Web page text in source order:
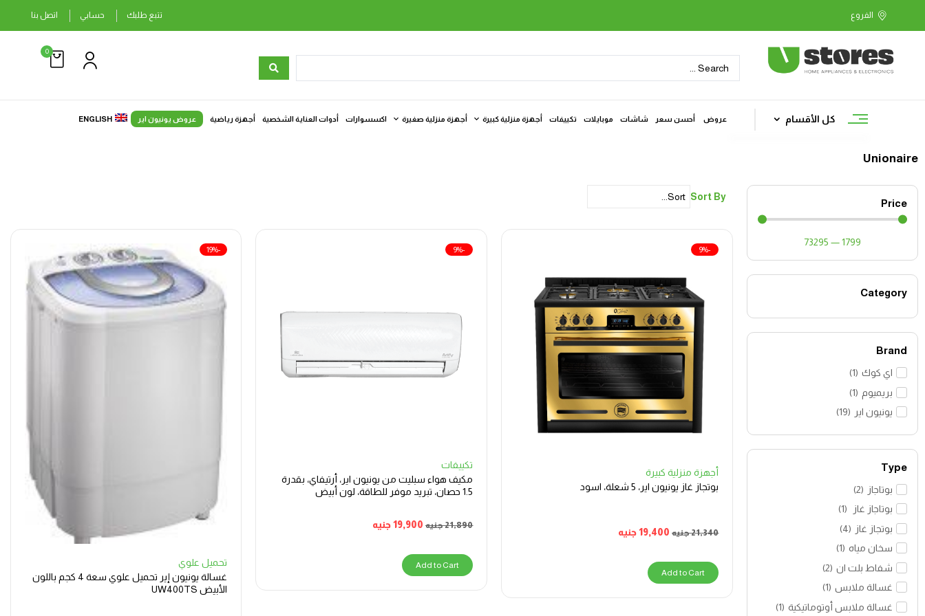
تتبع طلبك حسابي اتصل بنا
0
كل الأقسام عروض أحسن سعر شاشات موبايلات تكييفات أجهزة منزلية كبيرة أجهزة منزلية صغيرة اكسسوارات أدوات العناية الشخصية أجهزة رياضية عروض يونيون اير ENGLISH
Unionaire
Price
1799
—
73295
Category
Brand
اي كوك (
1
)
بريميوم (
1
)
يونيون اير (
19
)
Type
بوتاجاز (
2
)
بوتاجاز غاز
(
1
)
بوتجاز غاز (
4
)
سخان مياه (
1
)
شفاط بلت ان (
2
)
غسالة ملابس (
1
)
غسالة ملابس أوتوماتيكية (
1
)
Sort By
أجهزة منزلية كبيرة
بوتجاز غاز يونيون اير، 5 شعلة، اسود
21,340جنيه 19,400 جنيه
-9%
Add to Cart
تكييفات
مكيف هواء سبليت من يونيون اير، أرتيفاي، بقدرة
1.5 حصان، تبريد موفر للطاقة، لون أبيض
21,890جنيه 19,900 جنيه
-9%
Add to Cart
تحميل علوي
غسالة يونيون إير تحميل علوي سعة 4 كجم باللون
الأبيض UW400TS
-19%